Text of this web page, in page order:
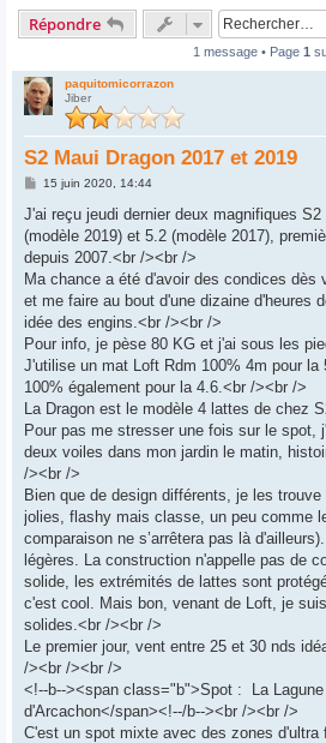
Répondre
1 message • Page 1
paquitomicorrazon
Jiber
S2 Maui Dragon 2017 et 2019
M
s
a
g
e
15 juin 2020, 14:44
J'ai reçu jeudi dernier deux magnifiques
(modèle 2019) et 5.2 (modèle 2017),
depuis 2007.<br /><br />
Ma chance a été d'avoir des condices dès
et me faire au bout d'une dizaine d'heures
idée des engins.<br /><br />
Pour info, je pèse 80 KG et j'ai sous les
J'utilise un mat Loft Rdm 100% 4m pour la
100% également pour la 4.6.<br /><br />
La Dragon est le modèle 4 lattes de chez
Pour pas me stresser une fois sur le spot,
deux voiles dans mon jardin le matin,
/><br />
Bien que de design différents, je les
jolies, flashy mais classe, un peu comme
comparaison ne s’arrêtera pas là
légères. La construction n'appelle pas de
solide, les extrémités de lattes sont
c'est cool. Mais bon, venant de Loft, je
solides.<br /><br />
Le premier jour, vent entre 25 et 30 nds
/><br /><br />
<!--b--><span class="b">Spot : La
d'Arcachon</span><!--/b--><br /><br />
C'est un spot mixte avec des zones d'ultra